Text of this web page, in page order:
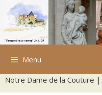
Aller
contenu
Menu
Notre Dame de la Couture |